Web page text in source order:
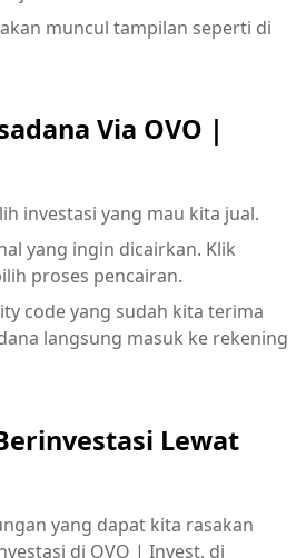
muncul tampilan seperti di
Via OVO |
investasi yang mau kita jual.
yang ingin dicairkan. Klik
proses pencairan.
code yang sudah kita terima
langsung masuk ke rekening
Lewat
yang dapat kita rasakan
di OVO | Invest, di